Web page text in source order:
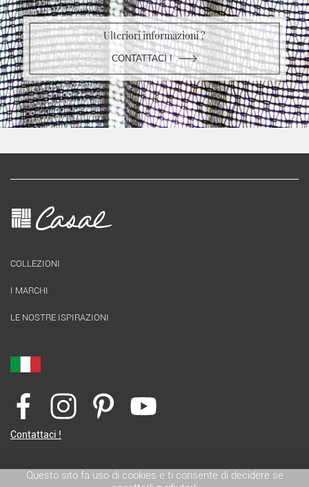
Ulteriori informazioni ?
CONTATTACI !
COLLEZIONI
I MARCHI
LE NOSTRE ISPIRAZIONI
Contattaci !
Questo sito fa uso di cookies e ti consente di decidere se